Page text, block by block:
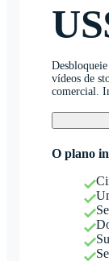
vídeos de
comercial.
O plano